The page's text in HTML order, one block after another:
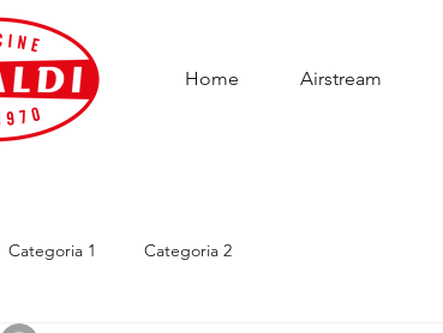
Home Airstream
Categoria 1 Categoria 2